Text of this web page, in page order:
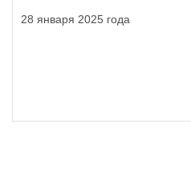
28 января 2025 года